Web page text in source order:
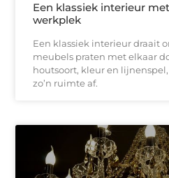
Een klassiek interieur
werkplek
Een klassiek interieur draait
meubels praten met elkaar
houtsoort, kleur en
zo’n ruimte af.